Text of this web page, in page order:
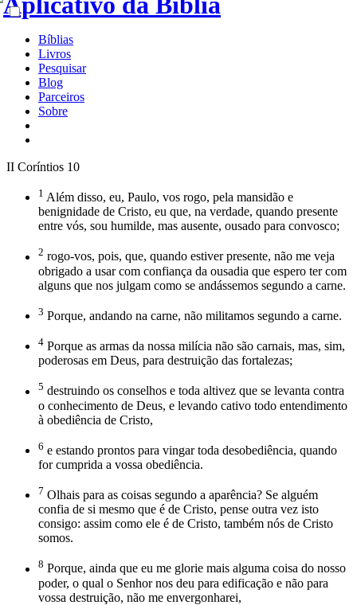
Bíblias
Livros
Pesquisar
Blog
Parceiros
Sobre
II Coríntios 10
1 Além disso, eu, Paulo, vos rogo, pela mansidão e
benignidade de Cristo, eu que, na verdade, quando presente
entre vós, sou humilde, mas ausente, ousado para convosco;
2 rogo-vos, pois, que, quando estiver presente, não me veja
obrigado a usar com confiança da ousadia que espero ter com
alguns que nos julgam como se andássemos segundo a carne.
3 Porque, andando na carne, não militamos segundo a carne.
4 Porque as armas da nossa milícia não são carnais, mas, sim,
poderosas em Deus, para destruição das fortalezas;
5 destruindo os conselhos e toda altivez que se levanta contra
o conhecimento de Deus, e levando cativo todo entendimento
à obediência de Cristo,
6 e estando prontos para vingar toda desobediência, quando
for cumprida a vossa obediência.
7 Olhais para as coisas segundo a aparência? Se alguém
confia de si mesmo que é de Cristo, pense outra vez isto
consigo: assim como ele é de Cristo, também nós de Cristo
somos.
8 Porque, ainda que eu me glorie mais alguma coisa do nosso
poder, o qual o Senhor nos deu para edificação e não para
vossa destruição, não me envergonharei,